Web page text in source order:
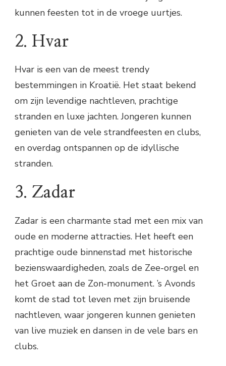
kunnen feesten tot in de vroege uurtjes.
2. Hvar
Hvar is een van de meest trendy
bestemmingen in Kroatië. Het staat bekend
om zijn levendige nachtleven, prachtige
stranden en luxe jachten. Jongeren kunnen
genieten van de vele strandfeesten en clubs,
en overdag ontspannen op de idyllische
stranden.
3. Zadar
Zadar is een charmante stad met een mix van
oude en moderne attracties. Het heeft een
prachtige oude binnenstad met historische
bezienswaardigheden, zoals de Zee-orgel en
het Groet aan de Zon-monument. ’s Avonds
komt de stad tot leven met zijn bruisende
nachtleven, waar jongeren kunnen genieten
van live muziek en dansen in de vele bars en
clubs.